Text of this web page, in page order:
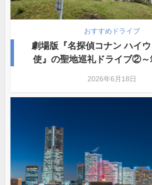
おすすめドライブ
劇場版『名探偵コナン ハイ
使』の聖地巡礼ドライブ②～
2026年6月18日